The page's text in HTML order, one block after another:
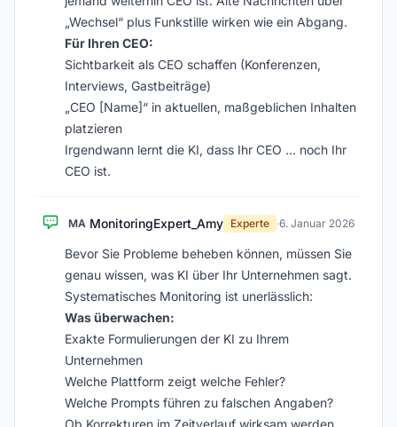
„Wechsel“ plus Funkstille wirken wie ein Abgang.
Für Ihren CEO:
Sichtbarkeit als CEO schaffen (Konferenzen,
Interviews, Gastbeiträge)
„CEO [Name]“ in aktuellen, maßgeblichen Inhalten
platzieren
Irgendwann lernt die KI, dass Ihr CEO … noch Ihr
CEO ist.
MA MonitoringExpert_Amy Experte ·6. Januar 2026
Bevor Sie Probleme beheben können, müssen Sie
genau wissen, was KI über Ihr Unternehmen sagt.
Systematisches Monitoring ist unerlässlich:
Was überwachen:
Exakte Formulierungen der KI zu Ihrem
Unternehmen
Welche Plattform zeigt welche Fehler?
Welche Prompts führen zu falschen Angaben?
Ob Korrekturen im Zeitverlauf wirksam werden